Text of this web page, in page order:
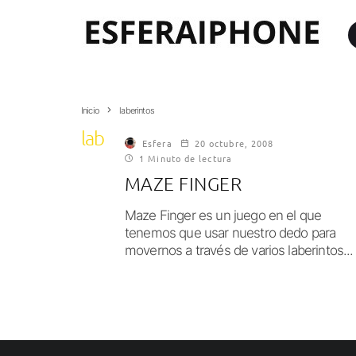
Inicio laberintos
laberintos
Esfera
20 octubre, 2008
1 Minuto de lectura
MAZE FINGER
Maze Finger es un juego en el que
tenemos que usar nuestro dedo para
movernos a través de varios laberintos...